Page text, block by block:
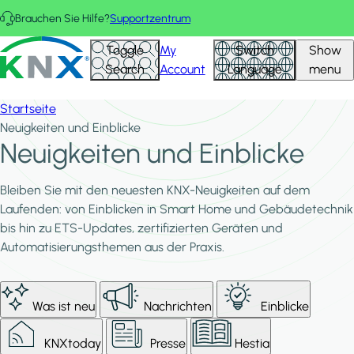
Direkt zum Inhalt
Brauchen Sie Hilfe?Supportzentrum
KNX - Homepage Toggle
Search
My
Account
Switch
Language
Show
menu
Startseite
Neuigkeiten und Einblicke
Neuigkeiten und Einblicke
Bleiben Sie mit den neuesten KNX-Neuigkeiten auf dem
Laufenden: von Einblicken in Smart Home und Gebäudetechnik
bis hin zu ETS-Updates, zertifizierten Geräten und
Automatisierungsthemen aus der Praxis.
Was ist neu Nachrichten Einblicke
KNXtoday Presse Hestia